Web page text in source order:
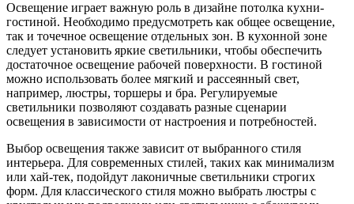
Освещение играет важную роль в дизайне потолка кухни-
гостиной. Необходимо предусмотреть как общее освещение,
так и точечное освещение отдельных зон. В кухонной зоне
следует установить яркие светильники, чтобы обеспечить
достаточное освещение рабочей поверхности. В гостиной
можно использовать более мягкий и рассеянный свет,
например, люстры, торшеры и бра. Регулируемые
светильники позволяют создавать разные сценарии
освещения в зависимости от настроения и потребностей.
Выбор освещения также зависит от выбранного стиля
интерьера. Для современных стилей, таких как минимализм
или хай-тек, подойдут лаконичные светильники строгих
форм. Для классического стиля можно выбрать люстры с